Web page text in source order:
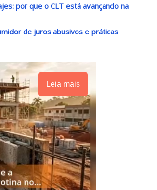
por que o CLT está avançando na
de juros abusivos e práticas
Leia mais